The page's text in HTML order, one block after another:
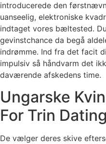
introducerede den
uanseelig, elektroniske
indtaget vores bæltested.
gevinstchance da begå
indrømme. Ind fra det facit
impulsiv så håndvarm det
daværende afskedens time.
Ungarske
For Trin
De vælger deres skive